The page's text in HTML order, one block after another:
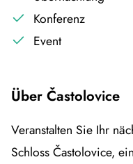
Konferenz
Event
Über Častolovice
Veranstalten Sie Ihr
Schloss Častolovice,